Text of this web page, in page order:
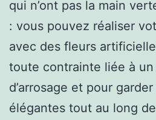
qui n’ont pas la main
: vous pouvez réaliser
avec des fleurs
toute contrainte liée à un
d’arrosage et pour
élégantes tout au long de